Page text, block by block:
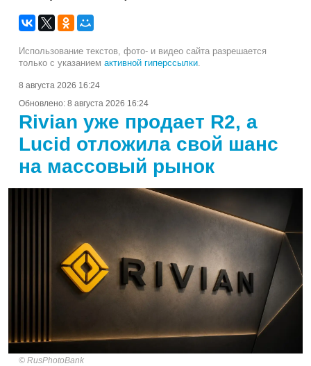
Использование текстов, фото- и видео сайта разрешается
только с указанием активной гиперссылки
8 августа 2026 16:24
Обновлено: 8 августа 2026 16:24
Rivian уже продает R2, а
Lucid отложила свой шанс
на массовый рынок
RusPhotoBank